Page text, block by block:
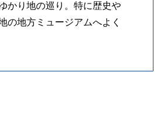
かり地の巡り。特に歴史や
の地方ミュージアムへよく